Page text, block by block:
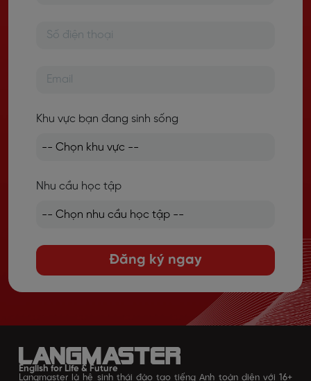
Khu vực bạn đang sinh sống
Nhu cầu học tập
Đăng ký ngay
English for Life & Future
Langmaster là hệ sinh thái đào tạo tiếng Anh toàn diện với 16+